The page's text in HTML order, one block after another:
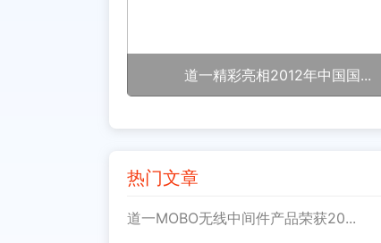
道一精彩亮相2012年中国国...
热门文章
道一MOBO无线中间件产品荣获20...